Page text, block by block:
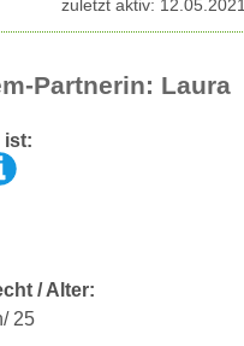
Partnerin: Laura
ist:
/ Alter:
25
zuletzt aktiv: 12.05.2021